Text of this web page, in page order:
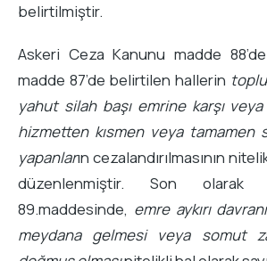
belirtilmiştir.
Askeri Ceza Kanunu madde
madde 87’de belirtilen hallerin
yahut silah başı emrine karşı
hizmetten kısmen veya tamamen
yapanların cezalandırılmasının
düzenlenmiştir. Son olarak
89.maddesinde, emre aykırı
meydana gelmesi veya somut